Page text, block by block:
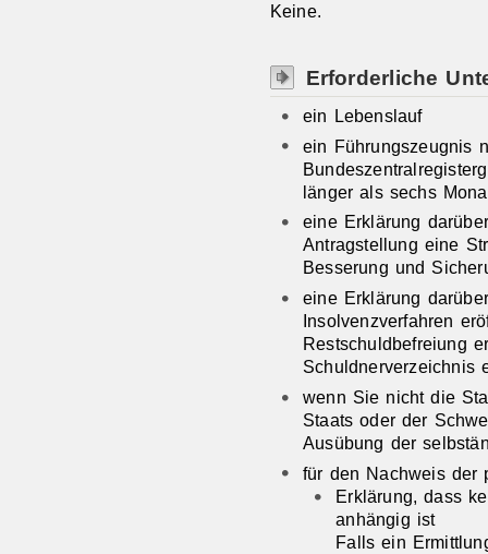
Keine.
Erforderliche
ein Lebenslauf
ein Führungszeugnis
länger als sechs
eine Erklärung
Antragstellung eine
Besserung und
eine Erklärung
Insolvenzverfahren
Restschuldbefreiung
Schuldnerverzeichnis
wenn Sie nicht die
Staats oder der
Ausübung der
für den Nachweis der
Erklärung, dass
anhängig ist
Falls ein